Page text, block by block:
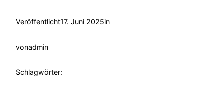
Veröffentlicht17. Juni 2025in
vonadmin
Schlagwörter: